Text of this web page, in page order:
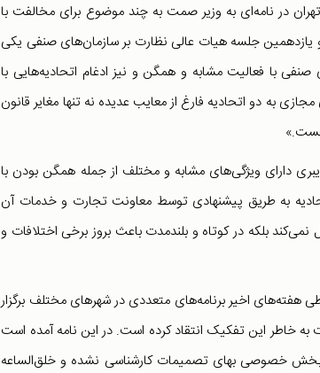
در نامه‌ای به وزیر صمت به چند موضوع برای مخالفت با
جلسه هیات عالی نظارت بر سازمان‌های صنفی یکی
با فعالیت مشابه و همگن و نیز ادغام اتحادیه‌هایی با
به دو اتحادیه فارغ از معایب عدیده نه تنها مغایر قانون
هست.»
دارای ویژگی‌های مشابه و مختلف از جمله همگن بودن با
به طریق پیشنهادی توسط معاونت تجارت و خدمات آن
بلکه در کوتاه و بلندمدت باعث بروز برخی اختلافات و
هفته‌های اخیر برنامه‌های متعددی در شهرهای مختلف برگزار
خاطر این تفکیک انتقاد کرده است. در این نامه آمده است
بخش خصوصی بهای تصمیمات کارشناسی نشده و خلق‌الساعه